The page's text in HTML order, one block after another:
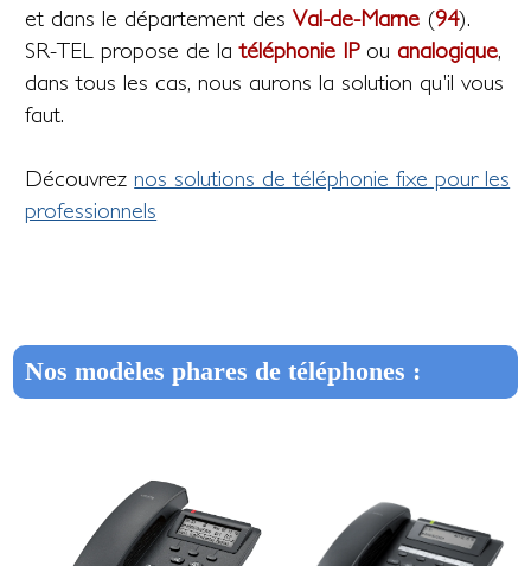
et dans le département desVal-de-Marne (94).
SR-TEL propose de latéléphonie IPou analogique,
dans tous les cas, nous aurons la solution qu'il vous
faut.
Découvrez nos solutions de téléphonie fixe pour les
professionnels
Nos modèles phares de téléphones :